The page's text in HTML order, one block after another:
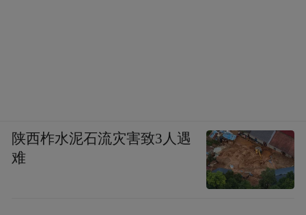
陕西柞水泥石流灾害致3人遇
难